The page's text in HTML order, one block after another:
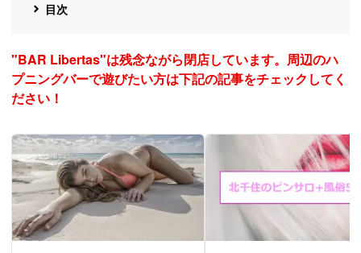
目次
"BAR Libertas"は残念ながら閉店しています。周辺のハ
プニングバーで遊びたい方は下記の記事をチェックしてく
ださい！